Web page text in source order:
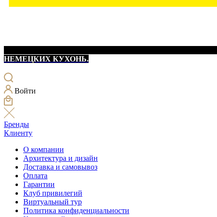
НЕМЕЦКИХ КУХОНЬ.
Войти
Бренды
Клиенту
О компании
Архитектура и дизайн
Доставка и самовывоз
Оплата
Гарантии
Клуб привилегий
Виртуальный тур
Политика конфиденциальности